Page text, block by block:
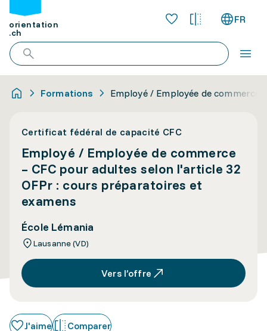
orientation
.ch
FR
Formations Employé / Employée de
Certificat fédéral de capacité CFC
Employé / Employée de commerce
– CFC pour adultes selon l'article 32
OFPr : cours préparatoires et
examens
École Lémania
Lausanne (VD)
Vers l’offre
J'aime Comparer